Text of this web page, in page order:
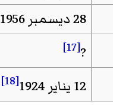
28 ديسمبر 1956
?
[17]
12 يناير 1924 [18]